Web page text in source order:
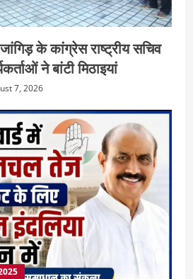
के कांग्रेस राष्ट्रीय सचिव
ने बांटी मिठाइयां
7, 2026